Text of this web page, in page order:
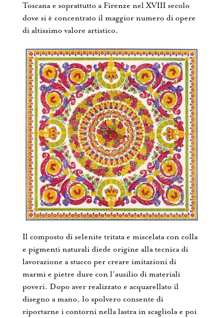
Toscana e soprattutto a Firenze nel XVIII secolo
dove si è concentrato il maggior numero di opere
di altissimo valore artistico.
Il composto di selenite tritata e miscelata con colla
e pigmenti naturali diede origine alla tecnica di
lavorazione a stucco per creare imitazioni di
marmi e pietre dure con l’ausilio di materiali
poveri. Dopo aver realizzato e acquarellato il
disegno a mano, lo spolvero consente di
riportarne i contorni nella lastra in scagliola e poi